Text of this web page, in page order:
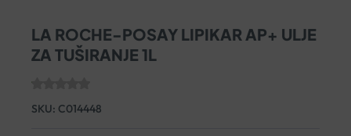
LA ROCHE-POSAY LIPIKAR AP+ ULJE
ZA TUŠIRANJE 1L
SKU: C014448